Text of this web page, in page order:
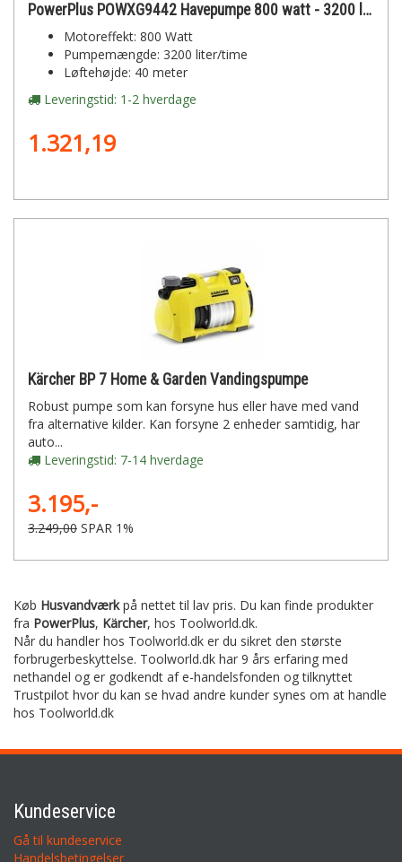
PowerPlus POWXG9442 Havepumpe 800 watt - 3200 l/t - 40 mtr.
Motoreffekt: 800 Watt
Pumpemængde: 3200 liter/time
Løftehøjde: 40 meter
Leveringstid: 1-2 hverdage
1.321,19
Kärcher BP 7 Home & Garden Vandingspumpe
Robust pumpe som kan forsyne hus eller have med vand
fra alternative kilder. Kan forsyne 2 enheder samtidig, har
auto...
Leveringstid: 7-14 hverdage
3.195,-
3.249,00 SPAR 1%
Køb Husvandværkpå nettet til lav pris. Du kan finde produkter
fra PowerPlus, Kärcher, hos Toolworld.dk.
Når du handler hos Toolworld.dk er du sikret den største
forbrugerbeskyttelse. Toolworld.dk har 9 års erfaring med
nethandel og er godkendt af e-handelsfonden og tilknyttet
Trustpilot hvor du kan se hvad andre kunder synes om at handle
hos Toolworld.dk
Kundeservice
Gå til kundeservice
Handelsbetingelser